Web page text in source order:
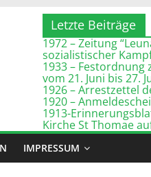
Letzte Beiträge
1972 – Zeitung
sozialistischer
1933 –
vom 21. Juni bis 27.
1926 – Arrestzettel
1920 –
1913-
Kirche St Thomae
IMPRESSUM